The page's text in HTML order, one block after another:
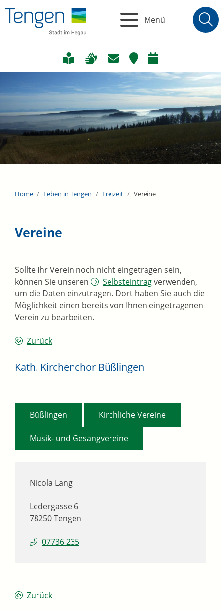
Menü
Home Leben in Tengen Freizeit Vereine
Vereine
Sollte Ihr Verein noch nicht eingetragen sein,
können Sie unseren
Selbsteintragverwenden,
um die Daten einzutragen. Dort haben Sie auch die
Möglichkeit einen bereits von Ihnen eingetragenen
Verein zu bearbeiten.
Zurück
Kath. Kirchenchor Büßlingen
Nicola Lang
Ledergasse 6
78250Tengen
07736 235
Büßlingen Kirchliche Vereine
Musik- und Gesangvereine
Zurück